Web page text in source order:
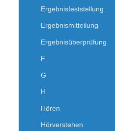
Ergebnisfeststellung
Ergebnismitteilung
Ergebnisüberprüfung
F
G
H
Hören
Hörverstehen